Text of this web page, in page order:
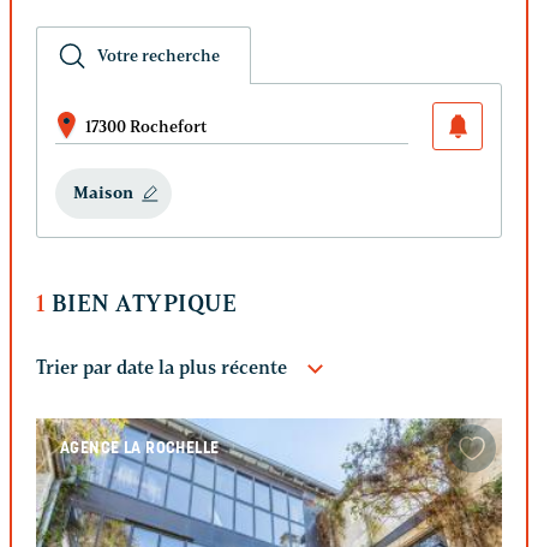
Votre recherche
17300 Rochefort
Maison
1 BIEN ATYPIQUE
AGENCE LA ROCHELLE